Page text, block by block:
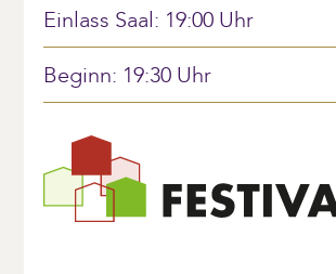
Einlass Saal: 19:00 Uhr
Beginn: 19:30 Uhr